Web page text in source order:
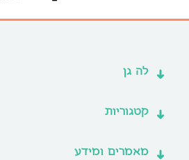
לה גן
קטגוריות
מאמרים ומידע